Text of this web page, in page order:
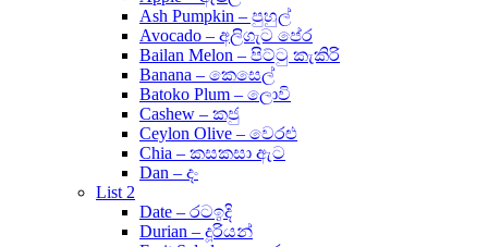
Ash Pumpkin – පුහුල්
Avocado – අලිගැට පේර
Bailan Melon – පිට්ටු කැකිරි
Banana – කෙසෙල්
Batoko Plum – ලොවි
Cashew – කජු
Ceylon Olive – වෙරළු
Chia – කසකසා ඇට
Dan – දං
List 2
Date – රටඉදි
Durian – දූරියන්